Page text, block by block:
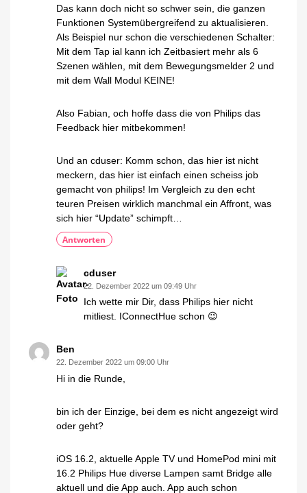
Das kann doch nicht so schwer sein, die ganzen
Funktionen Systemübergreifend zu aktualisieren.
Als Beispiel nur schon die verschiedenen Schalter:
Mit dem Tap ial kann ich Zeitbasiert mehr als 6
Szenen wählen, mit dem Bewegungsmelder 2 und
mit dem Wall Modul KEINE!
Also Fabian, och hoffe dass die von Philips das
Feedback hier mitbekommen!
Und an cduser: Komm schon, das hier ist nicht
meckern, das hier ist einfach einen scheiss job
gemacht von philips! Im Vergleich zu den echt
teuren Preisen wirklich manchmal ein Affront, was
sich hier “Update” schimpft…
Antworten
cduser
22. Dezember 2022 um 09:49 Uhr
Ich wette mir Dir, dass Philips hier nicht
mitliest. IConnectHue schon 😉
Ben
22. Dezember 2022 um 09:00 Uhr
Hi in die Runde,
bin ich der Einzige, bei dem es nicht angezeigt wird
oder geht?
iOS 16.2, aktuelle Apple TV und HomePod mini mit
16.2 Philips Hue diverse Lampen samt Bridge alle
aktuell und die App auch. App auch schon